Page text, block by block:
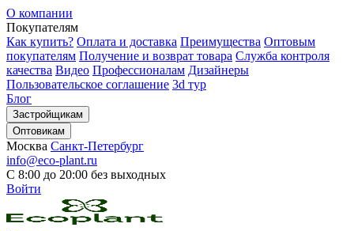
О компании
Покупателям
Как купить? Оплата и доставка Преимущества Оптовым
покупателям Получение и возврат товара Служба контроля
качества Видео Профессионалам Дизайнеры
Пользовательское соглашение 3d тур
Блог
Застройщикам
Оптовикам
Москва Санкт-Петербург
info@eco-plant.ru
С 8:00 до 20:00 без выходных
Войти